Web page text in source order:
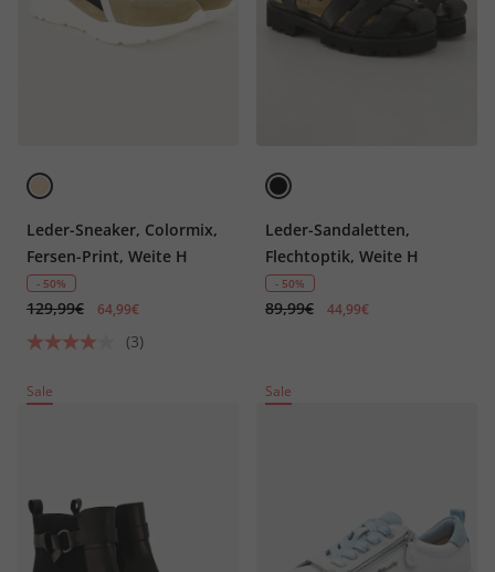
Leder-Sneaker, Colormix,
Fersen-Print, Weite H
- 50%
129,99€ 64,99€
(3)
Leder-Sandaletten,
Flechtoptik, Weite H
- 50%
89,99€ 44,99€
Sale Sale